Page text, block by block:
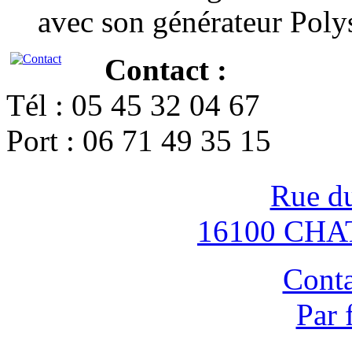
avec son générateur
Contact :
Tél : 05 45 32 04 67
Port : 06 71 49 35 15
Rue
16100
Par